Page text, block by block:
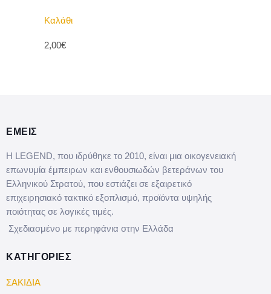
Καλάθι
2,00€
ΕΜΕΙΣ
Η LEGEND, που ιδρύθηκε το 2010, είναι μια οικογενειακή
επωνυμία έμπειρων και ενθουσιωδών βετεράνων του
Ελληνικού Στρατού, που εστιάζει σε εξαιρετικό
επιχειρησιακό τακτικό εξοπλισμό, προϊόντα υψηλής
ποιότητας σε λογικές τιμές.
Σχεδιασμένο με περηφάνια στην Ελλάδα
ΚΑΤΗΓΟΡΙΕΣ
ΣΑΚΙΔΙΑ